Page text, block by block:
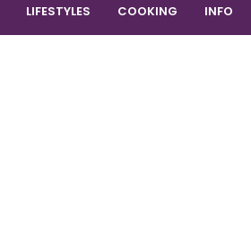
LIFESTYLES COOKING INFO